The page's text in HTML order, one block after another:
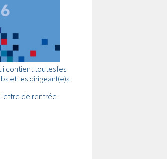
contient toutes les
et les dirigeant(e)s.
de rentrée.